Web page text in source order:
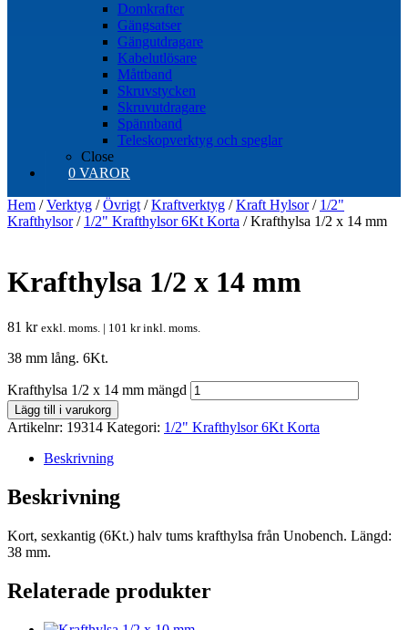
Domkrafter
Gängsatser
Gängutdragare
Kabelutlösare
Måttband
Skruvstycken
Skruvutdragare
Spännband
Teleskopverktyg och speglar
Close
0 VAROR
Hem /Verktyg /Övrigt /Kraftverktyg /Kraft Hylsor/ 1/2"
Krafthylsor/ 1/2" Krafthylsor 6Kt Korta / Krafthylsa 1/2 x 14 mm
Krafthylsa 1/2 x 14 mm
81 kr exkl. moms. | 101 krinkl. moms.
38 mm lång. 6Kt.
Krafthylsa 1/2 x 14 mm mängd
Lägg till i varukorg
Artikelnr: 19314 Kategori: 1/2" Krafthylsor 6Kt Korta
Beskrivning
Beskrivning
Kort, sexkantig (6Kt.) halv tums krafthylsa från Unobench. Längd:
38 mm.
Relaterade produkter